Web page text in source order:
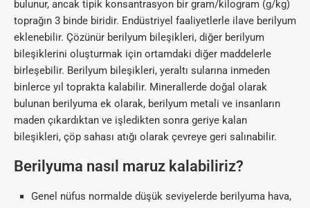
bulunur, ancak tipik konsantrasyon bir gram/kilogram (g/kg)
toprağın 3 binde biridir. Endüstriyel faaliyetlerle ilave berilyum
eklenebilir. Çözünür berilyum bileşikleri, diğer berilyum
bileşiklerini oluşturmak için ortamdaki diğer maddelerle
birleşebilir. Berilyum bileşikleri, yeraltı sularına inmeden
binlerce yıl toprakta kalabilir. Minerallerde doğal olarak
bulunan berilyuma ek olarak, berilyum metali ve insanların
maden çıkardıktan ve işledikten sonra geriye kalan
bileşikleri, çöp sahası atığı olarak çevreye geri salınabilir.
Berilyuma nasıl maruz kalabiliriz?
Genel nüfus normalde düşük seviyelerde berilyuma hava,